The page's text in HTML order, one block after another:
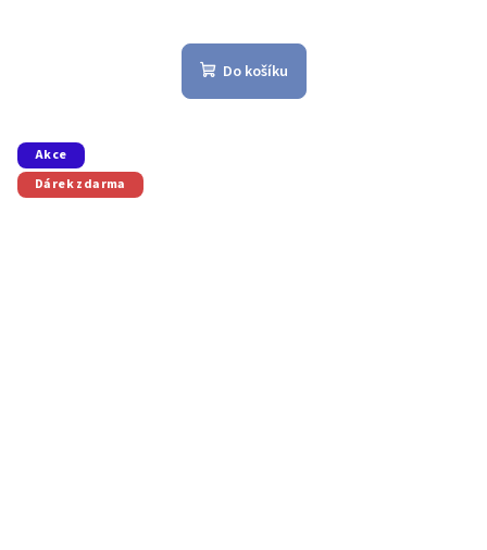
Do košíku
Akce
Dárek zdarma